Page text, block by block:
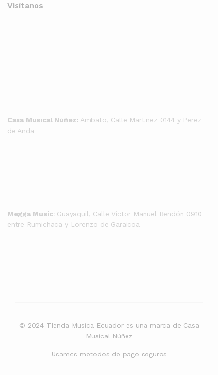
Visítanos
Casa Musical Núñez: Ambato, Calle Martinez 0144 y Perez
de Anda
Megga Music: Guayaquil, Calle Víctor Manuel Rendón 0910
entre Rumichaca y Lorenzo de Garaicoa
© 2024 TIenda Musica Ecuador es una marca de Casa
Musical Núñez
Usamos metodos de pago seguros